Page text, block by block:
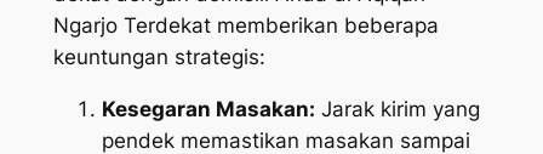
Ngarjo Terdekat memberikan beberapa
keuntungan strategis:
Kesegaran Masakan: Jarak kirim yang
pendek memastikan masakan sampai